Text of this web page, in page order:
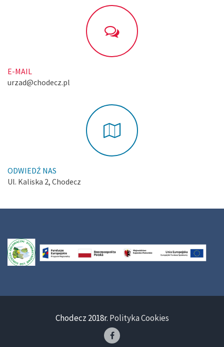
E-MAIL
urzad@chodecz.pl
ODWIEDŹ NAS
Ul. Kaliska 2, Chodecz
Chodecz 2018r. Polityka Cookies